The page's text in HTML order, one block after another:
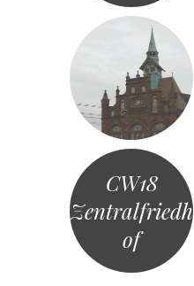
CW18
Zentralfriedh
of